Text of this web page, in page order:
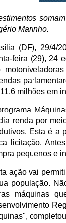
Marinho.
(DF), 29/4/
feira (29), 24
milhões em
renda por
Esta é a
licitação.
pequenos e
ação vai
população.
máquinas